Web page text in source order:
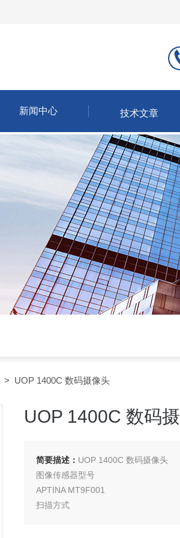
新闻中心 技术文章
> UOP 1400C 数码摄像头
UOP 1400C 数码
简要描述： UOP 1400C 数码摄像头
图像传感器型号
APTINA MT9F001
扫描方式